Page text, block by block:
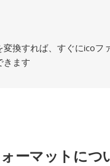
変換すれば、すぐにicoフ
きます
ーマットにつ